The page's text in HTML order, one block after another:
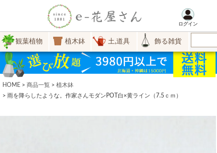
ログイン
観葉植物 植木鉢 土,道具 飾る雑貨
HOME 商品一覧
植木鉢
雨を降らしたような。作家さんモダンPOT白×黄ライン（7.5ｃｍ）